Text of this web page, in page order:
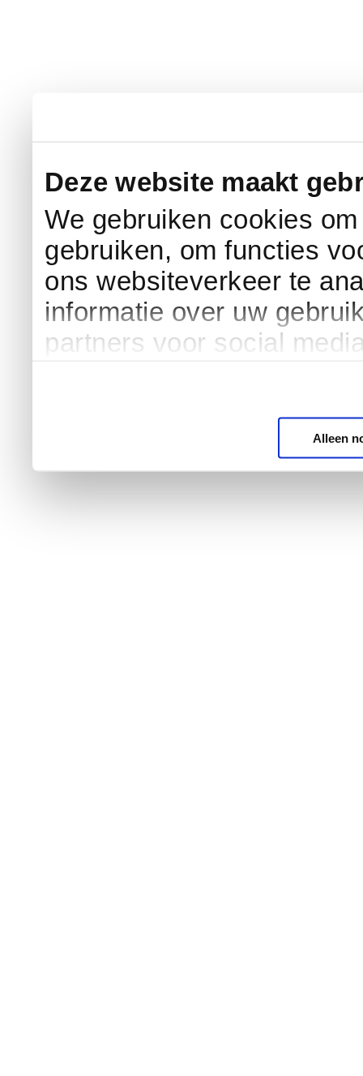
Deze website maakt
We gebruiken cookies
gebruiken, om functies
ons websiteverkeer te
informatie over uw
partners voor social
Alleen